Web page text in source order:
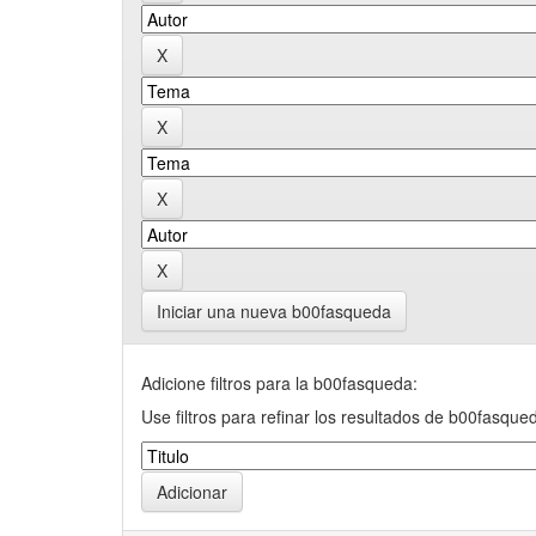
Iniciar una nueva b00fasqueda
Adicione filtros para la b00fasqueda:
Use filtros para refinar los resultados de